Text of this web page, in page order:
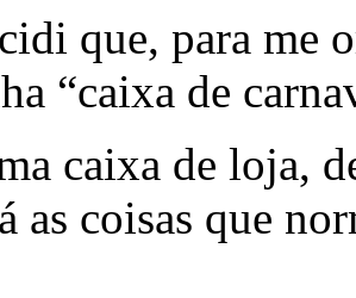
que, para me
“caixa de
caixa de loja,
as coisas que